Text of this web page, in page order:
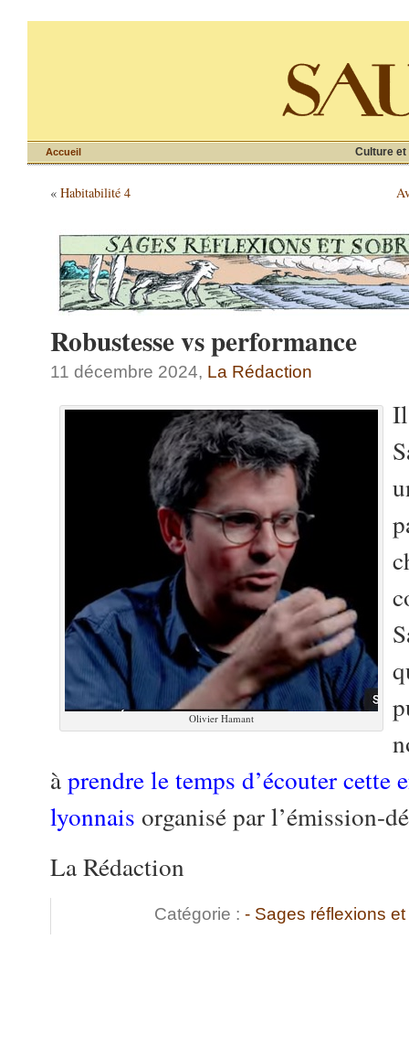
Culture et
Accueil
« Habitabilité 4
Robustesse vs performance
11 décembre 2024, La Rédaction
Olivier Hamant
àprendre le temps d’écouter cette
lyonnais organisé par l’émission-
La Rédaction
Catégorie : - Sages réflexions